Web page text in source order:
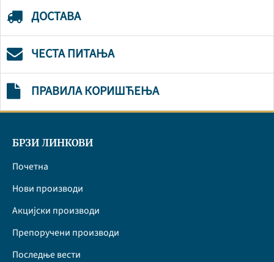
ДОСТАВА
ЧЕСТА ПИТАЊА
ПРАВИЛА КОРИШЋЕЊА
БРЗИ ЛИНКОВИ
Почетна
Нови производи
Акцијски производи
Препоручени производи
Последње вести